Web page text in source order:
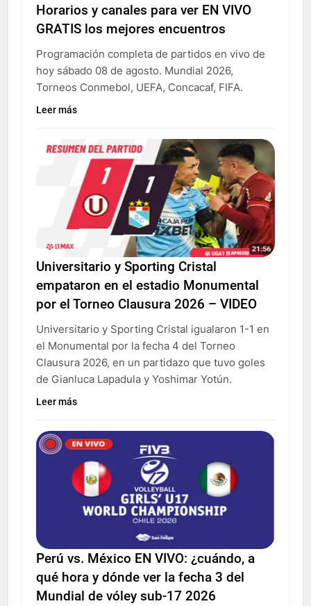
Horarios y canales para ver EN VIVO
GRATIS los mejores encuentros
Programación completa de partidos en vivo de
hoy sábado 08 de agosto. Mundial 2026,
Torneos Conmebol, UEFA, Concacaf, FIFA.
Leer más
Universitario y Sporting Cristal
empataron en el estadio Monumental
por el Torneo Clausura 2026 – VIDEO
Universitario y Sporting Cristal igualaron 1-1 en
el Monumental por la fecha 4 del Torneo
Clausura 2026, en un partidazo que tuvo goles
de Gianluca Lapadula y Yoshimar Yotún.
Leer más
Perú vs. México EN VIVO: ¿cuándo, a
qué hora y dónde ver la fecha 3 del
Mundial de vóley sub-17 2026